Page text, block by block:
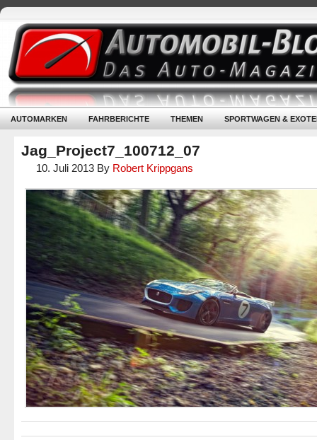
AUTOMARKEN FAHRBERICHTE THEMEN SPORTWAGEN &
Jag_Project7_100712_07
10. Juli 2013 By Robert Krippgans